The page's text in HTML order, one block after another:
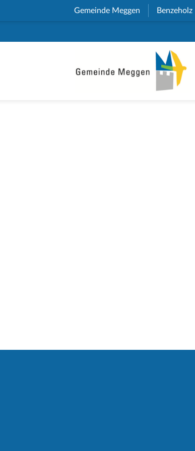
Gemeinde Meggen (External Link)
Benzeholz